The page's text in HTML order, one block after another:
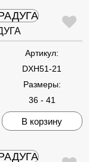
Артикул:
DXH51-21
Размеры:
36 - 41
В корзину